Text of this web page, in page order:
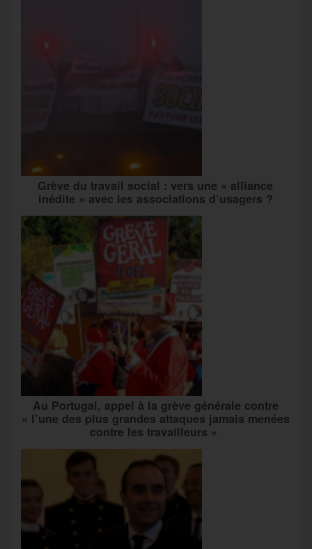
Grève du travail social : vers une « alliance
inédite » avec les associations d’usagers ?
Au Portugal, appel à la grève générale contre
« l’une des plus grandes attaques jamais menées
contre les travailleurs »